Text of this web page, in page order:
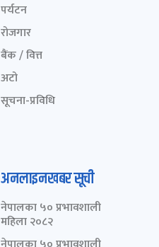
पर्यटन
रोजगार
बैंक / वित्त
अटो
सूचना-प्रविधि
अनलाइनखबर सूची
नेपालका ५० प्रभावशाली
महिला २०८२